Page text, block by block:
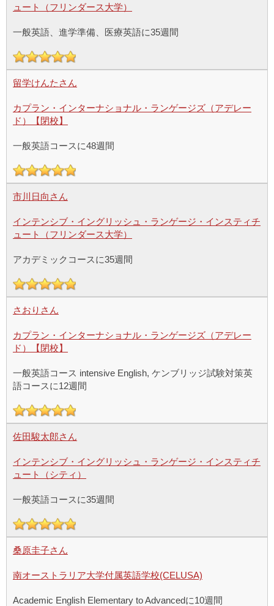
ュート（フリンダース大学）
一般英語、進学準備、医療英語に35週間
留学けんたさん
カプラン・インターナショナル・ランゲージズ（アデレー
ド）【閉校】
一般英語コースに48週間
市川日向さん
インテンシブ・イングリッシュ・ランゲージ・インスティチ
ュート（フリンダース大学）
アカデミックコースに35週間
さおりさん
カプラン・インターナショナル・ランゲージズ（アデレー
ド）【閉校】
一般英語コース intensive English, ケンブリッジ試験対策英
語コースに12週間
佐田駿太郎さん
インテンシブ・イングリッシュ・ランゲージ・インスティチ
ュート（シティ）
一般英語コースに35週間
桑原圭子さん
南オーストラリア大学付属英語学校(CELUSA)
Academic English Elementary to Advancedに10週間